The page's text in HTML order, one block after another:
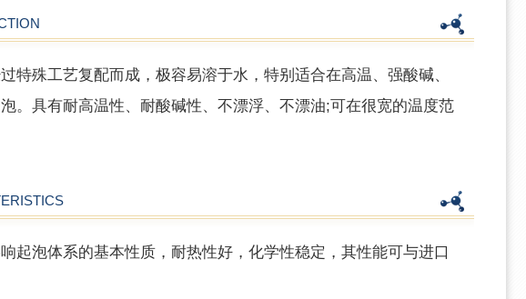
特殊工艺复配而成，极容易溶于水，特别适合在高温、强酸碱、
。具有耐高温性、耐酸碱性、不漂浮、不漂油;可在很宽的温度范
起泡体系的基本性质，耐热性好，化学性稳定， 其性能可与进口